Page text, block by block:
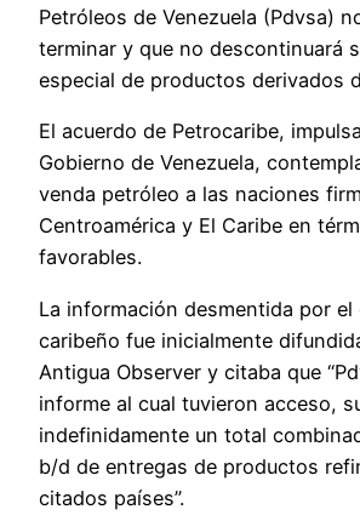
Petróleos de Venezuela (Pdvsa)
terminar y que no descontinuará
especial de productos derivados
El acuerdo de Petrocaribe,
Gobierno de Venezuela,
venda petróleo a las naciones
Centroamérica y El Caribe en
favorables.
La información desmentida por el
caribeño fue inicialmente
Antigua Observer y citaba que
informe al cual tuvieron acceso,
indefinidamente un total
b/d de entregas de productos
citados países”.